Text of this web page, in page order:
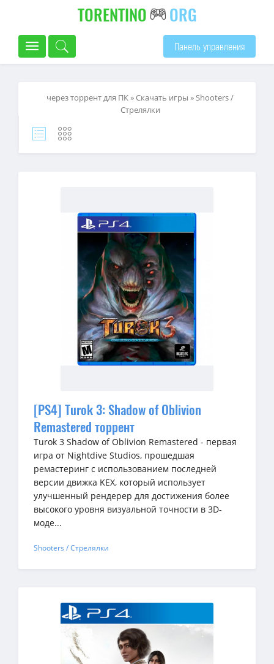
TORENTINO ORG
Панель управления
через торрент для ПК»Скачать игры »Shooters /
Стрелялки
[PS4] Turok 3: Shadow of Oblivion
Remastered торрент
Turok 3 Shadow of Oblivion Remastered - первая
игра от Nightdive Studios, прошедшая
ремастеринг с использованием последней
версии движка KEX, который использует
улучшенный рендерер для достижения более
высокого уровня визуальной точности в 3D-
моде...
Shooters / Стрелялки